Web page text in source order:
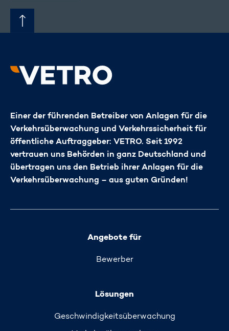
Einer der führenden Betreiber von Anlagen für die
Verkehrsüberwachung und Verkehrssicherheit für
öffentliche Auftraggeber: VETRO. Seit 1992
vertrauen uns Behörden in ganz Deutschland und
übertragen uns den Betrieb ihrer Anlagen für die
Verkehrsüberwachung – aus guten Gründen!
Angebote für
Bewerber
Lösungen
Geschwindigkeits­überwachung